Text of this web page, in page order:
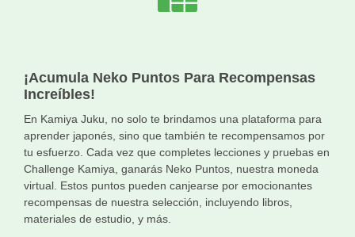
¡Acumula Neko Puntos Para Recompensas
Increíbles!
En Kamiya Juku, no solo te brindamos una plataforma para
aprender japonés, sino que también te recompensamos por
tu esfuerzo. Cada vez que completes lecciones y pruebas en
Challenge Kamiya, ganarás Neko Puntos, nuestra moneda
virtual. Estos puntos pueden canjearse por emocionantes
recompensas de nuestra selección, incluyendo libros,
materiales de estudio, y más.